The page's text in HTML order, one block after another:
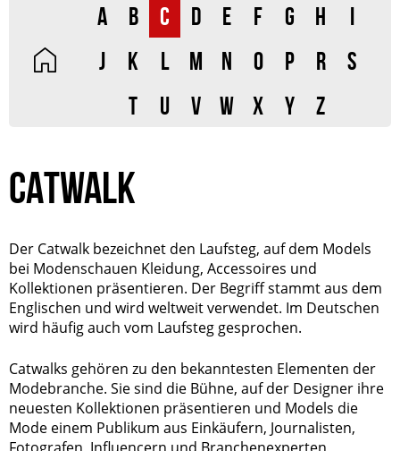
A B C D E F G H
I
J
K L M N O P R
S
T
U V W X Y Z
CATWALK
Der Catwalk bezeichnet den Laufsteg, auf dem Models
bei Modenschauen Kleidung, Accessoires und
Kollektionen präsentieren. Der Begriff stammt aus dem
Englischen und wird weltweit verwendet. Im Deutschen
wird häufig auch vom Laufsteg gesprochen.
Catwalks gehören zu den bekanntesten Elementen der
Modebranche. Sie sind die Bühne, auf der Designer ihre
neuesten Kollektionen präsentieren und Models die
Mode einem Publikum aus Einkäufern, Journalisten,